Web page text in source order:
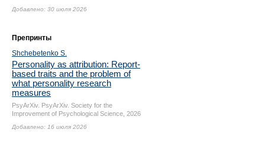
Добавлено: 30 июля 2026
Препринты
Shchebetenko S.
Personality as attribution: Report-
based traits and the problem of
what personality research
measures
PsyArXiv. PsyArXiv. Society for the
Improvement of Psychological Science, 2026
Добавлено: 16 июля 2026